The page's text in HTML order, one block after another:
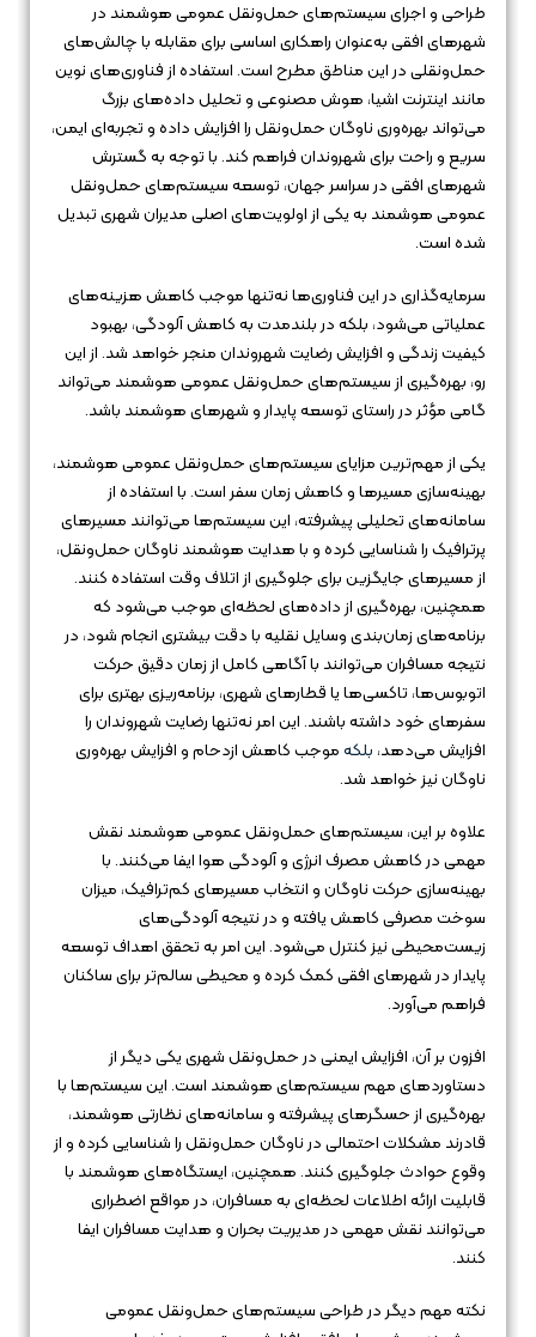
طراحی و اجرای سیستم‌های حمل‌ونقل عمومی هوشمند در
شهرهای افقی به‌عنوان راهکاری اساسی برای مقابله با چالش‌های
حمل‌ونقلی در این مناطق مطرح است. استفاده از فناوری‌های نوین
مانند اینترنت اشیا، هوش مصنوعی و تحلیل داده‌های بزرگ
می‌تواند بهره‌وری ناوگان حمل‌ونقل را افزایش داده و تجربه‌ای ایمن،
سریع و راحت برای شهروندان فراهم کند. با توجه به گسترش
شهرهای افقی در سراسر جهان، توسعه سیستم‌های حمل‌ونقل
عمومی هوشمند به یکی از اولویت‌های اصلی مدیران شهری تبدیل
شده است.
سرمایه‌گذاری در این فناوری‌ها نه‌تنها موجب کاهش هزینه‌های
عملیاتی می‌شود، بلکه در بلندمدت به کاهش آلودگی، بهبود
کیفیت زندگی و افزایش رضایت شهروندان منجر خواهد شد. از این
رو، بهره‌گیری از سیستم‌های حمل‌ونقل عمومی هوشمند می‌تواند
گامی مؤثر در راستای توسعه پایدار و شهرهای هوشمند باشد.
یکی از مهم‌ترین مزایای سیستم‌های حمل‌ونقل عمومی هوشمند،
بهینه‌سازی مسیرها و کاهش زمان سفر است. با استفاده از
سامانه‌های تحلیلی پیشرفته، این سیستم‌ها می‌توانند مسیرهای
پرترافیک را شناسایی کرده و با هدایت هوشمند ناوگان حمل‌ونقل،
از مسیرهای جایگزین برای جلوگیری از اتلاف وقت استفاده کنند.
همچنین، بهره‌گیری از داده‌های لحظه‌ای موجب می‌شود که
برنامه‌های زمان‌بندی وسایل نقلیه با دقت بیشتری انجام شود، در
نتیجه مسافران می‌توانند با آگاهی کامل از زمان دقیق حرکت
اتوبوس‌ها، تاکسی‌ها یا قطارهای شهری، برنامه‌ریزی بهتری برای
سفرهای خود داشته باشند. این امر نه‌تنها رضایت شهروندان را
افزایش می‌دهد، بلکهموجب کاهش ازدحام و افزایش بهره‌وری
ناوگان نیز خواهد شد.
علاوه بر این، سیستم‌های حمل‌ونقل عمومی هوشمند نقش
مهمی در کاهش مصرف انرژی و آلودگی هوا ایفا می‌کنند. با
بهینه‌سازی حرکت ناوگان و انتخاب مسیرهای کم‌ترافیک، میزان
سوخت مصرفی کاهش یافته و در نتیجه آلودگی‌های
زیست‌محیطی نیز کنترل می‌شود. این امر به تحقق اهداف توسعه
پایدار در شهرهای افقی کمک کرده و محیطی سالم‌تر برای ساکنان
فراهم می‌آورد.
افزون بر آن، افزایش ایمنی در حمل‌ونقل شهری یکی دیگر از
دستاوردهای مهم سیستم‌های هوشمند است. این سیستم‌ها با
بهره‌گیری از حسگرهای پیشرفته و سامانه‌های نظارتی هوشمند،
قادرند مشکلات احتمالی در ناوگان حمل‌ونقل را شناسایی کرده و از
وقوع حوادث جلوگیری کنند. همچنین، ایستگاه‌های هوشمند با
قابلیت ارائه اطلاعات لحظه‌ای به مسافران، در مواقع اضطراری
می‌توانند نقش مهمی در مدیریت بحران و هدایت مسافران ایفا
کنند.
نکته مهم دیگر در طراحی سیستم‌های حمل‌ونقل عمومی